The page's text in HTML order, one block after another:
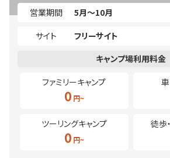
営業期間
5月～10月
サイト
フリーサイト
ファミリーキャンプ
0
ツーリングキャンプ
0
徒歩